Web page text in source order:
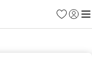
Favoritos
Iniciar